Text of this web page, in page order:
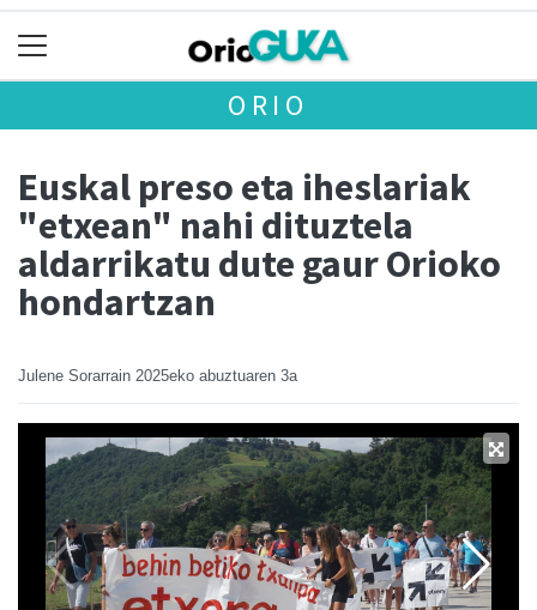
ORIO
Euskal preso eta iheslariak
"etxean" nahi dituztela
aldarrikatu dute gaur Orioko
hondartzan
Julene Sorarrain 2025eko abuztuaren 3a